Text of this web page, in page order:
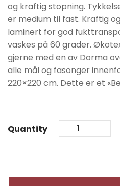
og kraftig stopning.
er medium til fast. Kraftig
laminert for god
vaskes på 60 grader.
gjerne med en av Dorma
alle mål og fasonger
220×220 cm. Dette er et
Quantity